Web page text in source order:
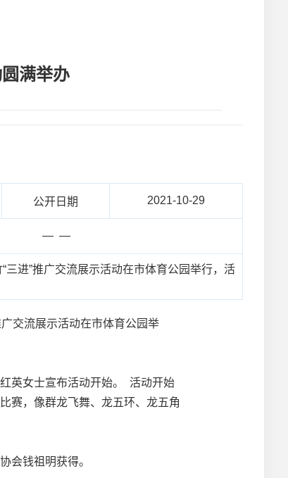
满举办
公开日期 2021-10-29
— —
进”推广交流展示活动在市体育公园举行，活
交流展示活动在市体育公园举
英女士宣布活动开始。 活动开始
赛，像群龙飞舞、龙五环、龙五角
会钱祖明获得。